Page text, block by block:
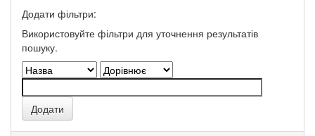
Додати фільтри:
Використовуйте фільтри для уточнення результатів
пошуку.